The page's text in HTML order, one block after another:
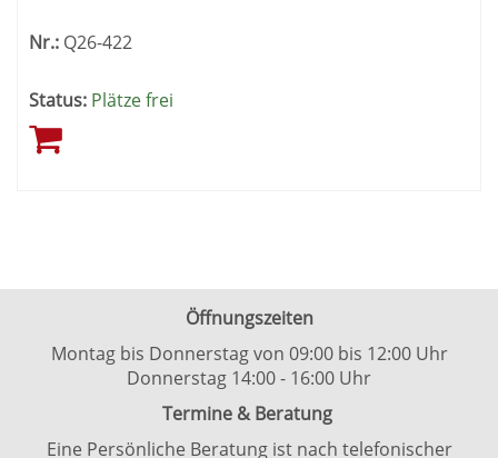
Nr.: Q26-422
Status: Plätze frei
Öffnungszeiten
Montag bis Donnerstag von 09:00 bis 12:00 Uhr
Donnerstag 14:00 - 16:00 Uhr
Termine & Beratung
Eine Persönliche Beratung ist nach telefonischer